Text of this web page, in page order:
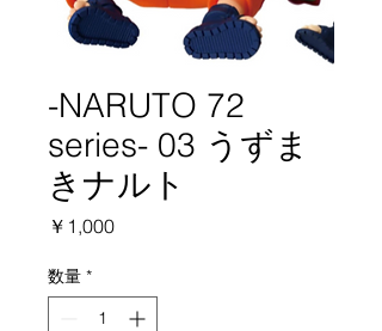
-NARUTO 72
series- 03 うずま
きナルト
￥1,000価
数量 *